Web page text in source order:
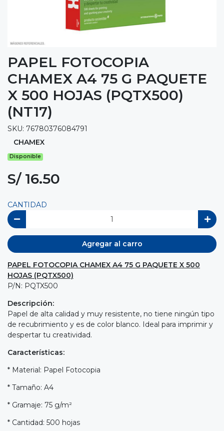
PAPEL FOTOCOPIA
CHAMEX A4 75 G PAQUETE
X 500 HOJAS (PQTX500)
(NT17)
SKU: 76780376084791
CHAMEX
Disponible
S/ 16.50
CANTIDAD
Agregar al carro
PAPEL FOTOCOPIA CHAMEX A4 75 G PAQUETE X 500
HOJAS (PQTX500)
P/N: PQTX500
Descripción:
Papel de alta calidad y muy resistente, no tiene ningún tipo
de recubrimiento y es de color blanco. Ideal para imprimir y
despertar tu creatividad.
Características:
* Material: Papel Fotocopia
* Tamaño: A4
* Gramaje: 75 g/m²
* Cantidad: 500 hojas